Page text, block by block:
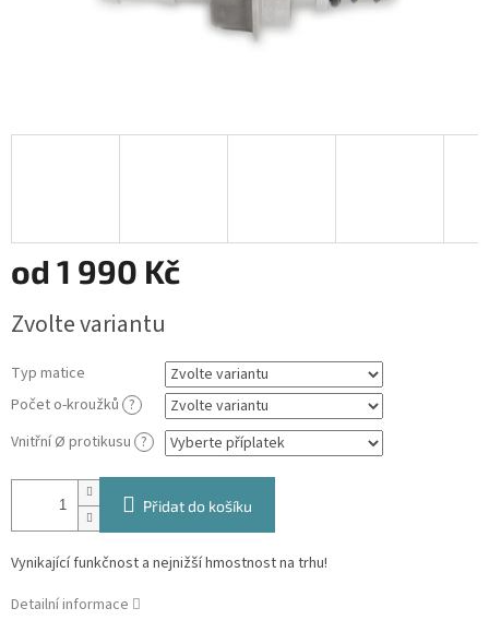
od 1 990 Kč
cena:
Zvolte variantu
Typ matice
Počet o-kroužků ?
Vnitřní Ø protikusu ?
Přidat do košíku
Vynikající funkčnost a nejnižší hmostnost na trhu!
Detailní informace